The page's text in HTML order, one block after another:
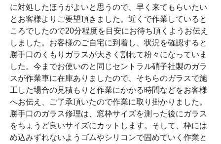
に対処したほうがよいと思うので、早く来てもらいたい
とお客様よりご要望頂きました。近くで作業していると
ころでしたので20分程度を目安にお待ち頂くようお伝え
しました。お客様のご自宅に到着し、状況を確認すると
勝手口のくもりガラスが大きく割れて粉々になっていま
した。今までお使いのと同じセントラル硝子社製のガラ
スが作業車に在庫ありましたので、そちらのガラスで施
工した場合の見積もりと作業にかかる時間などをお客様
へお伝え、ご了承頂いたので作業に取り掛かりました。
勝手口のガラス修理は、窓枠サイズを測った後にガラス
をちょうど良いサイズにカットします。そして、枠には
め込みずれないようゴムやシリコンで固めていく作業と